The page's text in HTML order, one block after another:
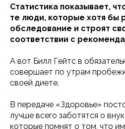
Статистика показывает,
те люди, которые хотя бы
обследование и строят
соответствии с
А вот Билл Гейтс в
совершает по утрам
своей диете.
В передаче «Здоровье»
лучше всего заботятся о
которые помнят о том, что